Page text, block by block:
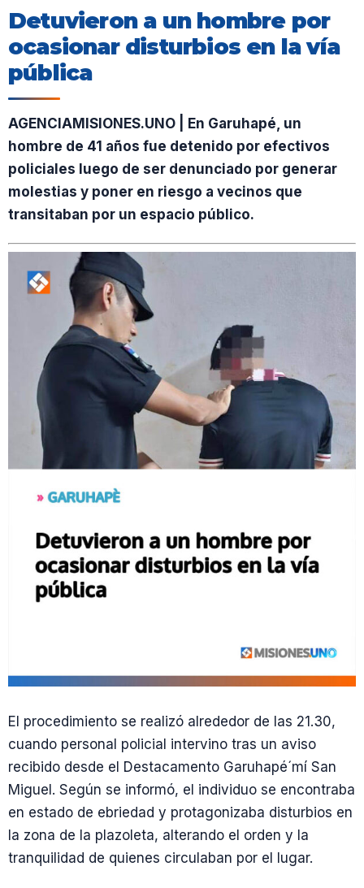
Detuvieron a un hombre por
ocasionar disturbios en la vía
pública
AGENCIAMISIONES.UNO | En Garuhapé, un
hombre de 41 años fue detenido por efectivos
policiales luego de ser denunciado por generar
molestias y poner en riesgo a vecinos que
transitaban por un espacio público.
El procedimiento se realizó alrededor de las 21.30,
cuando personal policial intervino tras un aviso
recibido desde el Destacamento Garuhapé´mí San
Miguel. Según se informó, el individuo se encontraba
en estado de ebriedad y protagonizaba disturbios en
la zona de la plazoleta, alterando el orden y la
tranquilidad de quienes circulaban por el lugar.